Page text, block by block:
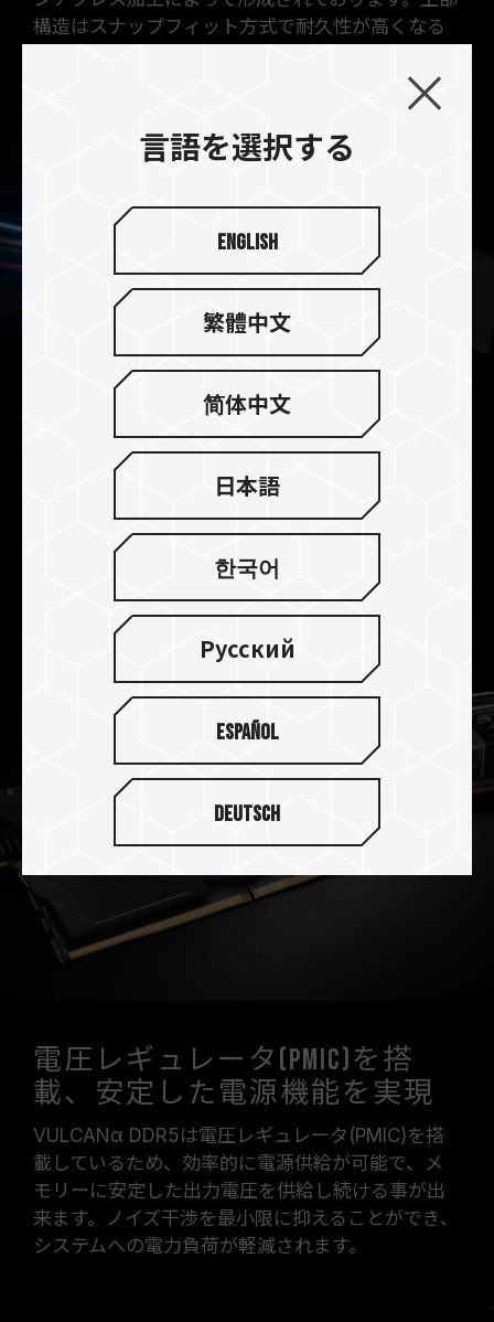
構造はスナップフィット方式で耐久性が高くなる
優れた放熱技術
優れた熱伝導率を備えた放熱用シリコンを使用
し、電圧レギュレータ(PMIC)の放熱も強化されて
いるため、上部から下部への熱伝導で、冷却効率
が高まり、メモリーの安定動作温度を維持できる
ようにします。
電圧レギュレータ(PMIC)を搭
載、安定した電源機能を実現
VULCANα DDR5は電圧レギュレータ(PMIC)を搭
載しているため、効率的に電源供給が可能で、メ
モリーに安定した出力電圧を供給し続ける事が出
来ます。ノイズ干渉を最小限に抑えることができ、
システムへの電力負荷が軽減されます。
言語を選択する
English
繁體中文
简体中文
日本語
한국어
Русский
Español
Deutsch